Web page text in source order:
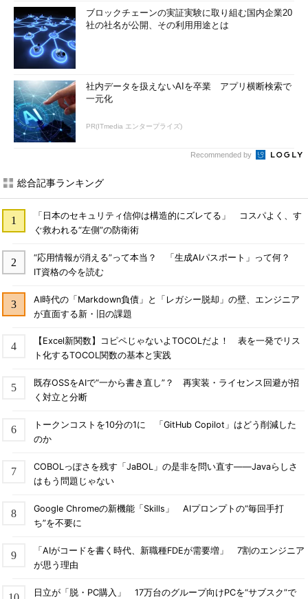
ブロックチェーンの実証実験に取り組む国内企業20
社の社名が公開、その利用用途とは
社内データを扱えないAIを卒業 アプリ横断検索で
一元化
PR(ITmedia エンタープライズ)
Recommended by
総合記事ランキング
「日本のセキュリティ信仰は構造的にズレてる」 コスパよく、す
ぐ救われる“左側”の防衛術
“応用情報が消える”って本当？ 「生成AIパスポート」って何？
IT資格の今を読む
AI時代の「Markdown負債」と「レガシー脱却」の壁、エンジニア
が直面する新・旧の課題
【Excel新関数】コピペじゃないよTOCOLだよ！ 表を一発でリス
ト化するTOCOL関数の基本と実践
既存OSSをAIで“一から書き直し”？ 再実装・ライセンス回避が招
く対立と分断
トークンコストを10分の1に 「GitHub Copilot」はどう削減した
のか
COBOLっぽさを残す「JaBOL」の是非を問い直す――Javaらしさ
はもう問題じゃない
Google Chromeの新機能「Skills」 AIプロンプトの“毎回手打
ち”を不要に
「AIがコードを書く時代、新職種FDEが需要増」 7割のエンジニア
が思う理由
日立が「脱・PC購入」 17万台のグループ向けPCを“サブスク”で